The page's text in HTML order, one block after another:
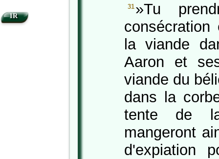
31 »Tu
la viande
Aaron et
viande du
dans la
tente de
mangeront
d'expiation
1R